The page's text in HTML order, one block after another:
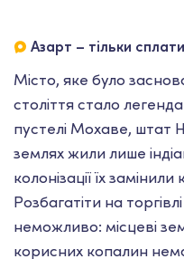
Азарт – тільки
Місто, яке було
століття стало
пустелі Мохаве, штат
землях жили лише
колонізації їх
Розбагатіти на
неможливо: місцеві
корисних копалин